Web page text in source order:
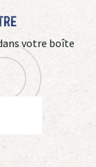
votre boîte